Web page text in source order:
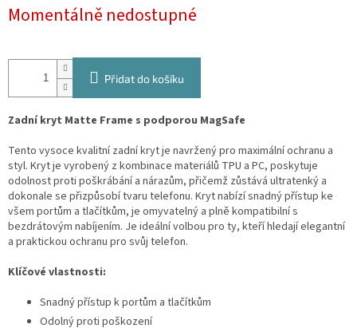
cena:
Momentálně nedostupné
Přidat do košíku
Zadní kryt Matte Frame s podporou MagSafe
Tento vysoce kvalitní zadní kryt je navržený pro maximální ochranu a
styl. Kryt je vyrobený z kombinace materiálů TPU a PC, poskytuje
odolnost proti poškrábání a nárazům, přičemž zůstává ultratenký a
dokonale se přizpůsobí tvaru telefonu. Kryt nabízí snadný přístup ke
všem portům a tlačítkům, je omyvatelný a plně kompatibilní s
bezdrátovým nabíjením. Je ideální volbou pro ty, kteří hledají elegantní
a praktickou ochranu pro svůj telefon.
Klíčové vlastnosti:
Snadný přístup k portům a tlačítkům
Odolný proti poškození